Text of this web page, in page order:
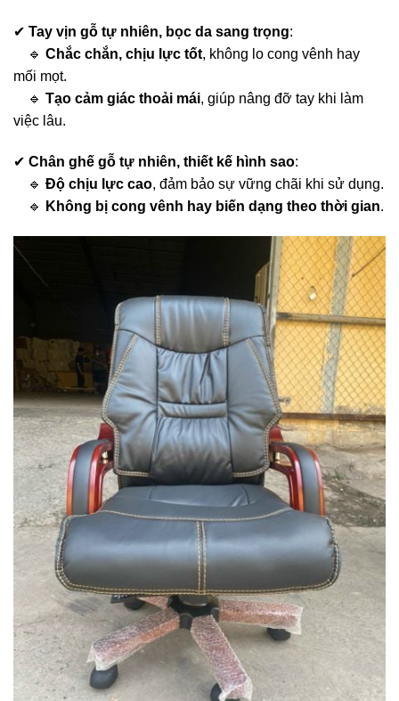
✔ Tay vịn gỗ tự nhiên, bọc da sang trọng:
🔹 Chắc chắn, chịu lực tốt, không lo cong vênh hay
mối mọt.
🔹 Tạo cảm giác thoải mái, giúp nâng đỡ tay khi làm
việc lâu.
✔ Chân ghế gỗ tự nhiên, thiết kế hình sao:
🔹 Độ chịu lực cao, đảm bảo sự vững chãi khi sử dụng.
🔹
Không bị cong vênh hay biến dạng theo thời gian.